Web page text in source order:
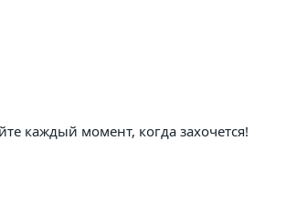
каждый момент, когда захочется!